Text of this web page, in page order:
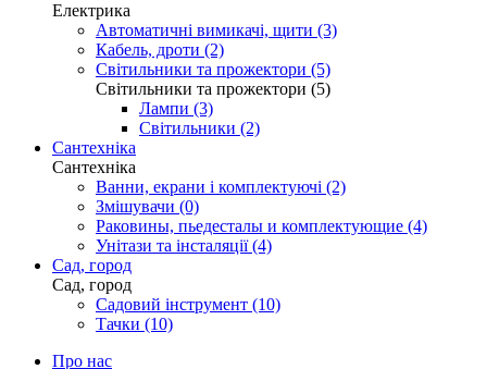
Електрика
Автоматичні вимикачі, щити (3)
Кабель, дроти (2)
Світильники та прожектори (5)
Світильники та прожектори (5)
Лампи (3)
Світильники (2)
Сантехніка
Сантехніка
Ванни, екрани і комплектуючі (2)
Змішувачи (0)
Раковины, пьедесталы и комплектующие (4)
Унітази та інсталяції (4)
Сад, город
Сад, город
Садовий інструмент (10)
Тачки (10)
Про нас